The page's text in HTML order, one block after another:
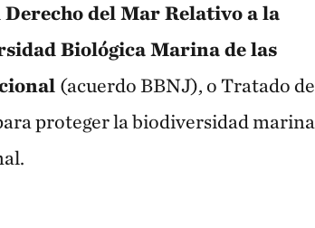
del Mar Relativo a la
Biológica Marina de las
(acuerdo BBNJ), o Tratado de
proteger la biodiversidad marina